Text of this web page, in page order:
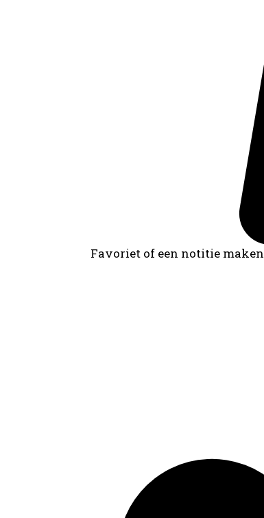
Favoriet of een notitie maken